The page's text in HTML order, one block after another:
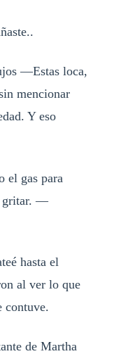
—Estas loca,
mencionar
Y eso
el gas para
gritar. —
hasta el
al ver lo que
contuve.
de Martha